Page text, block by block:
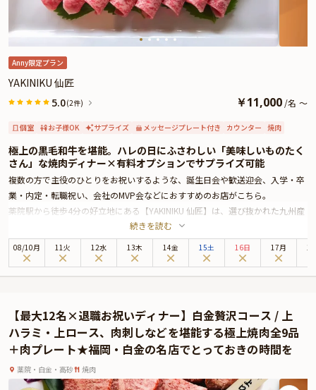
Anny限定プラン
YAKINIKU 仙匠
5.0(2件) ￥11,000 /名 ～
個室 お子様OK サプライズ メッセージプレート付き カウンター 焼肉
極上の黒毛和牛を堪能。ハレの日にふさわしい「美味しいものたく
さん」な焼肉ディナー×有料オプションでサプライズ可能
複数の方で主役のひとりをお祝いするような、誕生日会や歓送迎会、入学・卒
業・内定・転職祝い、会社のMVP会などにおすすめのお店がこちら。
薬院駅から徒歩4分の好立地にある【YAKINIKU 仙匠】は、選び抜かれた九州産
の黒毛和牛を楽しめる本格焼肉店。スタイリッシュな空間とロースターの温か
みが調和した店内は、特別な夜にぴったりの雰囲気を演出します。
なかでも「美味しいものたくさんコース」は、お祝いの夜を彩るにふさわしい
堪能することができるため、きっとご満足いただける内容となっていることで
しょう。2価格帯ご用意しておりますが、コースの内容は大きく変わりませ
ん。16,500円のコースに厳選食材が使用されている点が異なります。
また、座席はカウンター席・テーブル席・半個室席をご用意。シーンに合わせ
て最適な空間をお選びいただけます。サプライズ演出にぴったりの肉プレート
続きを読む
08/10月 11火 12水 13木 14金 15土 16日 17月
【最大12名×退職お祝いディナー】白金贅沢コース / 上
ハラミ・上ロース、肉刺しなどを堪能する極上焼肉全9品
＋肉プレート★福岡・白金の名店でとっておきの時間を
薬院・白金・高砂 焼肉